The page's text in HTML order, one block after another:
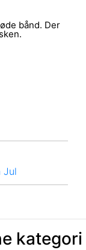
bånd. Der
Jul
kategori